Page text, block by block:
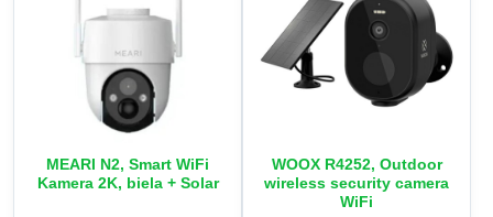
MEARI N2, Smart WiFi
Kamera 2K, biela + Solar
WOOX R4252, Outdoor
wireless security camera
WiFi